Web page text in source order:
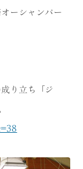
ーシャンパー
り立ち「ジ